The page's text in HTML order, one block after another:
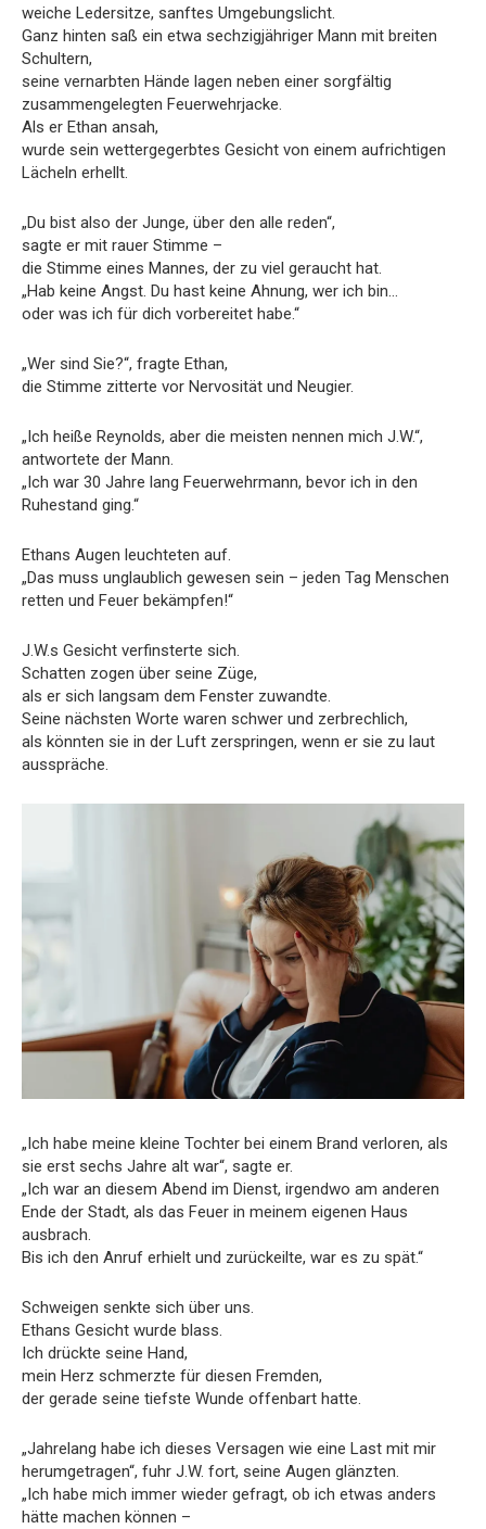
weiche Ledersitze, sanftes Umgebungslicht.
Ganz hinten saß ein etwa sechzigjähriger Mann mit breiten
Schultern,
seine vernarbten Hände lagen neben einer sorgfältig
zusammengelegten Feuerwehrjacke.
Als er Ethan ansah,
wurde sein wettergegerbtes Gesicht von einem aufrichtigen
Lächeln erhellt.
„Du bist also der Junge, über den alle reden“,
sagte er mit rauer Stimme –
die Stimme eines Mannes, der zu viel geraucht hat.
„Hab keine Angst. Du hast keine Ahnung, wer ich bin…
oder was ich für dich vorbereitet habe.“
„Wer sind Sie?“, fragte Ethan,
die Stimme zitterte vor Nervosität und Neugier.
„Ich heiße Reynolds, aber die meisten nennen mich J.W.“,
antwortete der Mann.
„Ich war 30 Jahre lang Feuerwehrmann, bevor ich in den
Ruhestand ging.“
Ethans Augen leuchteten auf.
„Das muss unglaublich gewesen sein – jeden Tag Menschen
retten und Feuer bekämpfen!“
J.W.s Gesicht verfinsterte sich.
Schatten zogen über seine Züge,
als er sich langsam dem Fenster zuwandte.
Seine nächsten Worte waren schwer und zerbrechlich,
als könnten sie in der Luft zerspringen, wenn er sie zu laut
ausspräche.
„Ich habe meine kleine Tochter bei einem Brand verloren, als
sie erst sechs Jahre alt war“, sagte er.
„Ich war an diesem Abend im Dienst, irgendwo am anderen
Ende der Stadt, als das Feuer in meinem eigenen Haus
ausbrach.
Bis ich den Anruf erhielt und zurückeilte, war es zu spät.“
Schweigen senkte sich über uns.
Ethans Gesicht wurde blass.
Ich drückte seine Hand,
mein Herz schmerzte für diesen Fremden,
der gerade seine tiefste Wunde offenbart hatte.
„Jahrelang habe ich dieses Versagen wie eine Last mit mir
herumgetragen“, fuhr J.W. fort, seine Augen glänzten.
„Ich habe mich immer wieder gefragt, ob ich etwas anders
hätte machen können –